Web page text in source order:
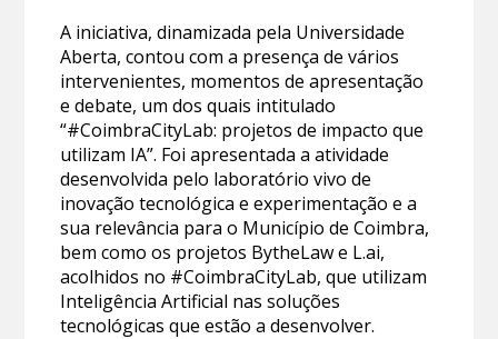
A iniciativa, dinamizada pela Universidade
Aberta, contou com a presença de vários
intervenientes, momentos de apresentação
e debate, um dos quais intitulado
“#CoimbraCityLab: projetos de impacto que
utilizam IA”. Foi apresentada a atividade
desenvolvida pelo laboratório vivo de
inovação tecnológica e experimentação e a
sua relevância para o Município de Coimbra,
bem como os projetos BytheLaw e L.ai,
acolhidos no #CoimbraCityLab, que utilizam
Inteligência Artificial nas soluções
tecnológicas que estão a desenvolver.